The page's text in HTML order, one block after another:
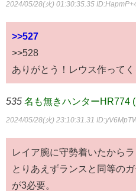
2024/05/28(火) 01:30:35.35
>>527
>>528
ありがとう！レウス作って
535 名も無きハンターHR774
2024/05/28(火) 23:10:31.31
レイア腕に守勢着いたから
とりあえずランスと同等の
が3必要。